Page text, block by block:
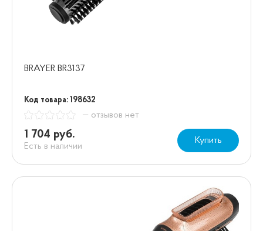
BRAYER BR3137
Код товара: 198632
— отзывов нет
1 704 руб.
Есть в наличии
Купить